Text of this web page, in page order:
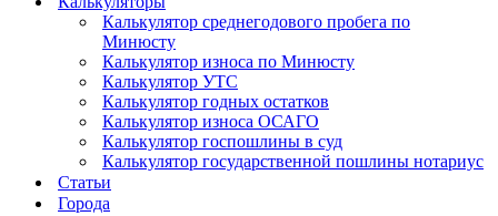
Калькулятор среднегодового пробега по
Минюсту
Калькулятор износа по Минюсту
Калькулятор УТС
Калькулятор годных остатков
Калькулятор износа ОСАГО
Калькулятор госпошлины в суд
Калькулятор государственной пошлины нотариус
Статьи
Города